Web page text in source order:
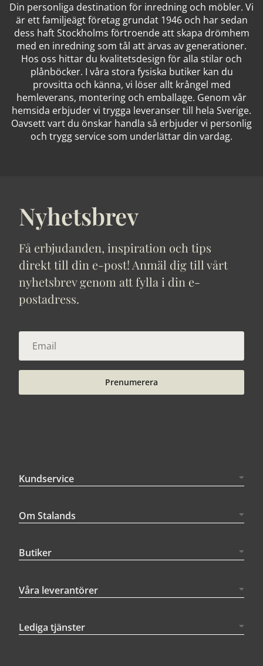
Din personliga destination för inredning och möbler. Vi
är ett familjeägt företag grundat 1946 och har sedan
dess haft Stockholms förtroende att skapa drömhem
med en inredning som tål att ärvas av generationer.
Hos oss hittar du kvalitetsdesign för alla stilar och
plånböcker. I våra stora fysiska butiker kan du
provsitta och känna, vi löser allt krångel med
hemleverans, montering och emballage. Genom vår
hemsida erbjuder vi trygga leveranser till hela Sverige.
Oavsett vart du önskar handla så erbjuder vi personlig
och trygg service som underlättar din vardag.
Nyhetsbrev
Få erbjudanden, inspiration och tips
direkt till din e-post! Anmäl dig till vårt
nyhetsbrev genom att fylla i din e-
postadress.
Prenumerera
Kundservice
Om Stalands
Butiker
Våra leverantörer
Lediga tjänster